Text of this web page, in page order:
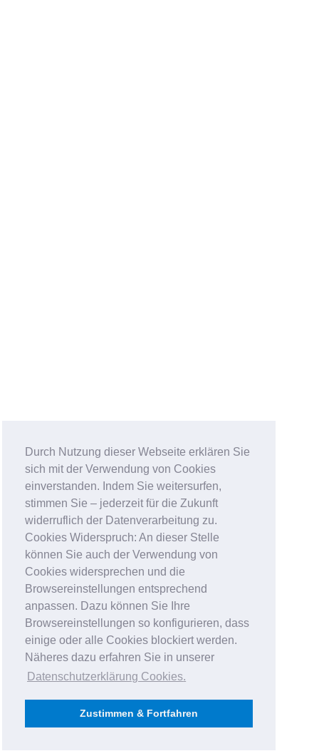
Durch Nutzung dieser Webseite erklären Sie
sich mit der Verwendung von Cookies
einverstanden. Indem Sie weitersurfen,
stimmen Sie – jederzeit für die Zukunft
widerruflich der Datenverarbeitung zu.
Cookies Widerspruch: An dieser Stelle
können Sie auch der Verwendung von
Cookies widersprechen und die
Browsereinstellungen entsprechend
anpassen. Dazu können Sie Ihre
Browsereinstellungen so konfigurieren, dass
einige oder alle Cookies blockiert werden.
Näheres dazu erfahren Sie in unserer
Datenschutzerklärung Cookies.
Zustimmen & Fortfahren